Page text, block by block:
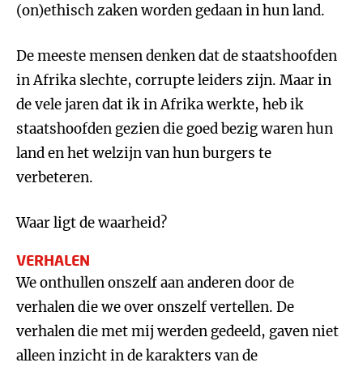
(on)ethisch zaken worden gedaan in hun land.
De meeste mensen denken dat de staatshoofden
in Afrika slechte, corrupte leiders zijn. Maar in
de vele jaren dat ik in Afrika werkte, heb ik
staatshoofden gezien die goed bezig waren hun
land en het welzijn van hun burgers te
verbeteren.
Waar ligt de waarheid?
VERHALEN
We onthullen onszelf aan anderen door de
verhalen die we over onszelf vertellen. De
verhalen die met mij werden gedeeld, gaven niet
alleen inzicht in de karakters van de